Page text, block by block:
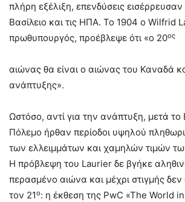
πλήρη εξέλιξη, επενδύσεις
Βασίλειο και τις ΗΠΑ. Το 1904 ο Wilfrid
πρωθυπουργός, προέβλεψε ότι «ο 20ος
αιώνας θα είναι ο αιώνας του Καναδά
ανάπτυξης».
Ωστόσο, αντί για την ανάπτυξη, μετά το
Πόλεμο ήρθαν περίοδοι υψηλού
των ελλειμμάτων και χαμηλών τιμών
Η πρόβλεψη του Laurier δε βγήκε
περασμένο αιώνα και μέχρι στιγμής δεν
τον 21ο: η έκθεση της PwC «The World